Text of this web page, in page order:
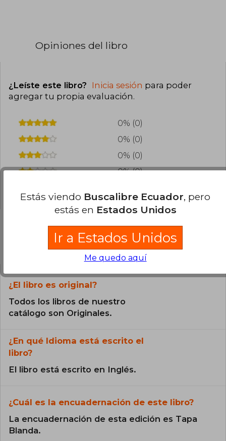
Opiniones del libro
¿Leíste este libro? Inicia sesión para poder
agregar tu propia evaluación.
0% (0)
0% (0)
0% (0)
0% (0)
Preguntas frecuentes sobre el libro
¿El libro es original?
Todos los libros de nuestro
catálogo son Originales.
¿En qué Idioma está escrito el
libro?
El libro está escrito en Inglés.
¿Cuál es la encuadernación de este libro?
La encuadernación de esta edición es Tapa
Blanda.
Estás viendo Buscalibre Ecuador, pero
estás en Estados Unidos
Ir a Estados Unidos
Me quedo aquí